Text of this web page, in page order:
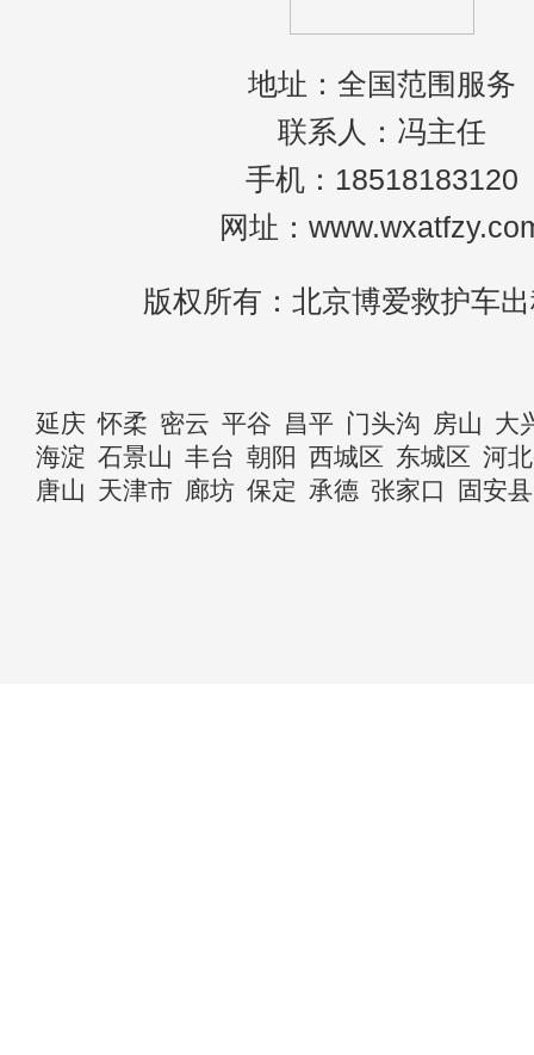
地址：全国范围服务
联系人：冯主任
手机：18518183120
网址：
版权所有：北京博爱救护车
延庆 怀柔 密云 平谷 昌平 门头沟 房山 大
海淀 石景山 丰台 朝阳 西城区 东城区 河
唐山 天津市 廊坊 保定 承德 张家口 固安县